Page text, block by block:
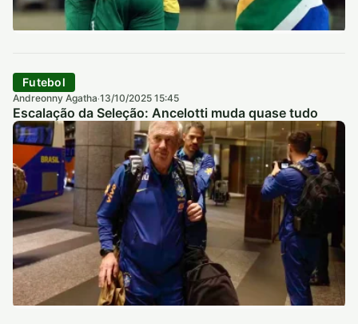
Futebol
Andreonny Agatha·13/10/2025 15:45
Escalação da Seleção: Ancelotti muda quase tudo